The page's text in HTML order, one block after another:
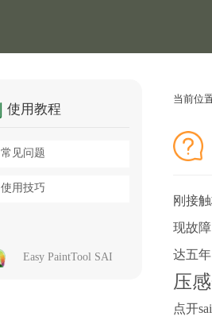
使用教程
常见问题
使用技巧
Easy PaintTool SAI
当前位
刚接
现故
达五
压
点开